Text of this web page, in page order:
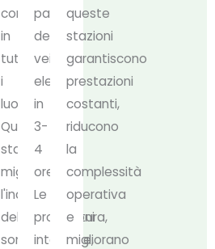
conforme
in
tutti
i
luoghi.
Queste
stazioni
migliorano
l'inclusività
dell'infrastruttura,
sono
parte
dei
veicoli
elettrici
in
3-
4
ore.
Le
protezioni
integrate,
queste
stazioni
garantiscono
prestazioni
costanti,
riducono
la
complessità
operativa
e
migliorano